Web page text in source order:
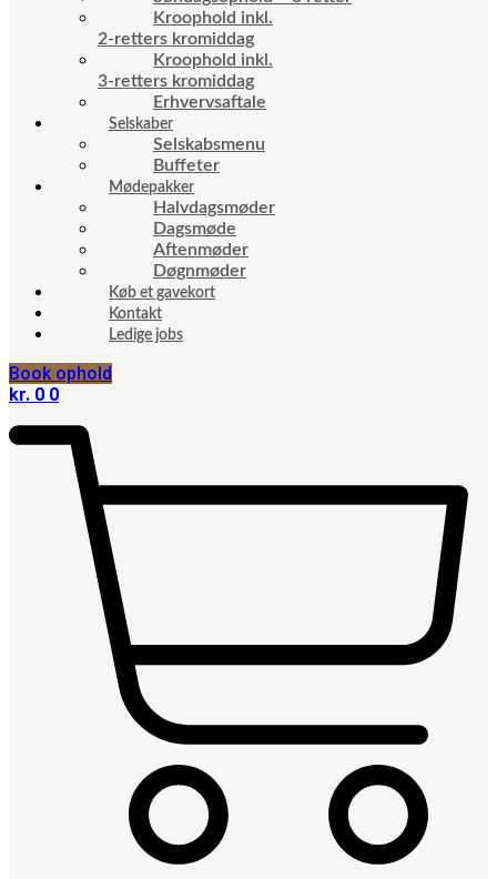
Kroophold inkl.
2-retters kromiddag
Kroophold inkl.
3-retters kromiddag
Erhvervsaftale
Selskaber
Selskabsmenu
Buffeter
Mødepakker
Halvdagsmøder
Dagsmøde
Aftenmøder
Døgnmøder
Køb et gavekort
Kontakt
Ledige jobs
Book ophold
kr. 0 0